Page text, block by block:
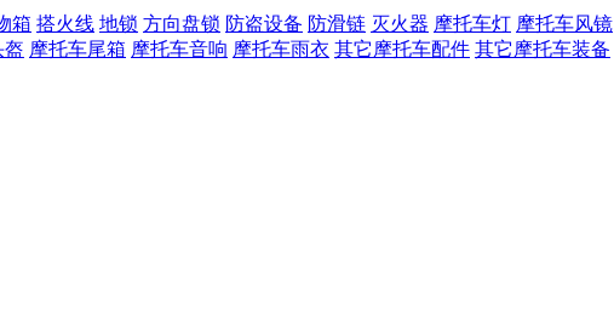
箱 搭火线 地锁 方向盘锁 防盗设备 防滑链 灭火器 摩托车灯 摩托车风镜
盔 摩托车尾箱 摩托车音响 摩托车雨衣 其它摩托车配件 其它摩托车装备